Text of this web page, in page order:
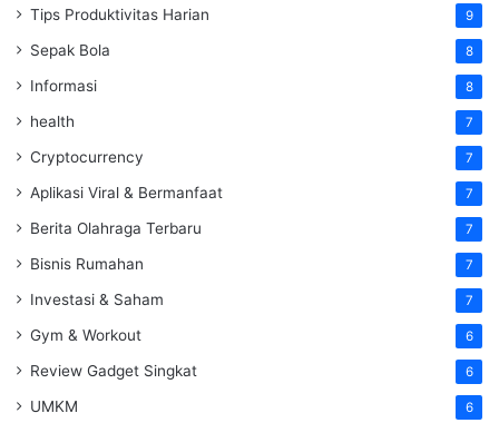
Tips Produktivitas Harian 9
Sepak Bola 8
Informasi 8
health 7
Cryptocurrency 7
Aplikasi Viral & Bermanfaat 7
Berita Olahraga Terbaru 7
Bisnis Rumahan 7
Investasi & Saham 7
Gym & Workout 6
Review Gadget Singkat 6
UMKM 6